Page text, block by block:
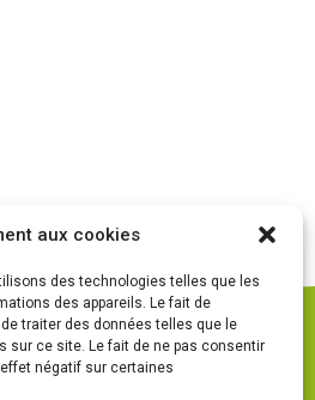
aux cookies
des technologies telles que les
des appareils. Le fait de
traiter des données telles que le
sur ce site. Le fait de ne pas consentir
négatif sur certaines